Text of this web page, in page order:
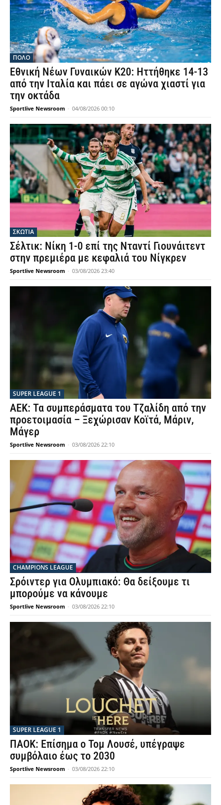
ΠΟΛΟ
Εθνική Νέων Γυναικών Κ20: Ηττήθηκε 14-13
από την Ιταλία και πάει σε αγώνα χιαστί για
την οκτάδα
Sportlive Newsroom - 04/08/2026 00:10
ΣΚΩΤΙΑ
Σέλτικ: Νίκη 1-0 επί της Νταντί Γιουνάιτεντ
στην πρεμιέρα με κεφαλιά του Νίγκρεν
Sportlive Newsroom - 03/08/2026 23:40
SUPER LEAGUE 1
ΑΕΚ: Τα συμπεράσματα του Τζαλίδη από την
προετοιμασία – Ξεχώρισαν Κοϊτά, Μάριν,
Μάγερ
Sportlive Newsroom - 03/08/2026 22:10
CHAMPIONS LEAGUE
Σρόιντερ για Ολυμπιακό: Θα δείξουμε τι
μπορούμε να κάνουμε
Sportlive Newsroom - 03/08/2026 22:10
SUPER LEAGUE 1
ΠΑΟΚ: Επίσημα ο Τομ Λουσέ, υπέγραψε
συμβόλαιο έως το 2030
Sportlive Newsroom - 03/08/2026 22:10